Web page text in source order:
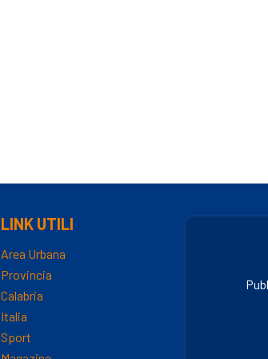
LINK UTILI
Area Urbana
Provincia
Calabria
Italia
Sport